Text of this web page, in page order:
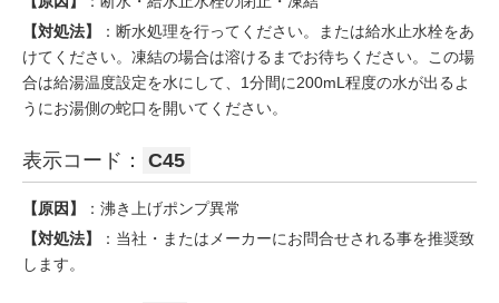
【対処法】
：断水処理を行ってください。または給水止水栓をあ
けてください。凍結の場合は溶けるまでお待ちください。この場
合は給湯温度設定を水にして、1分間に200mL程度の水が出るよ
うにお湯側の蛇口を開いてください。
表示コード： C45
【原因】
：沸き上げポンプ異常
【対処法】
：当社・またはメーカーにお問合せされる事を推奨致
します。